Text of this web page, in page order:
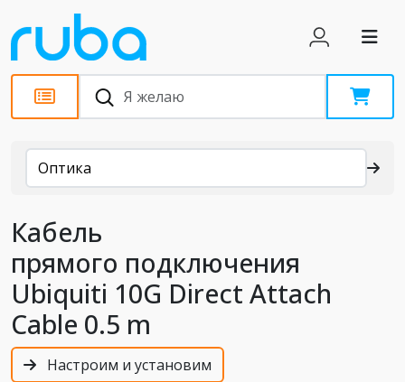
Каталог
Оптика
Кабель
прямого подключения
Ubiquiti 10G Direct Attach
Cable 0.5 m
Настроим и установим